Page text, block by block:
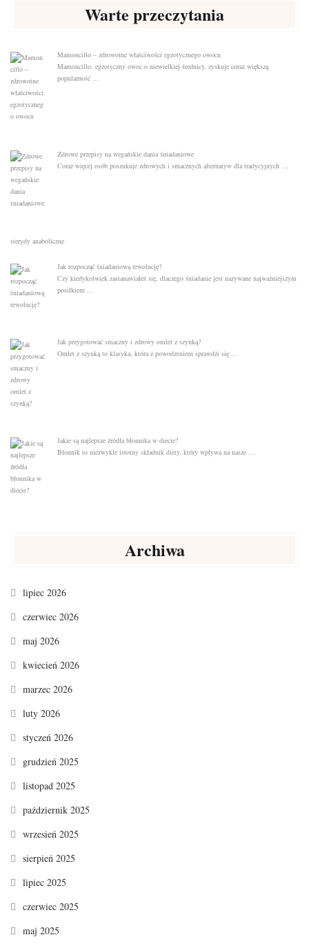
Warte przeczytania
Mamoncillo – zdrowotne właściwości egzotycznego owocu
Mamoncillo, egzotyczny owoc o niewielkiej średnicy, zyskuje coraz większą
popularność …
Zdrowe przepisy na wegańskie dania śniadaniowe
Coraz więcej osób poszukuje zdrowych i smacznych alternatyw dla tradycyjnych …
sterydy anaboliczne
Jak rozpocząć śniadaniową rewolucję?
Czy kiedykolwiek zastanawiałeś się, dlaczego śniadanie jest nazywane najważniejszym
posiłkiem …
Jak przygotować smaczny i zdrowy omlet z szynką?
Omlet z szynką to klasyka, która z powodzeniem sprawdzi się …
Jakie są najlepsze źródła błonnika w diecie?
Błonnik to niezwykle istotny składnik diety, który wpływa na nasze …
Archiwa
lipiec 2026
czerwiec 2026
maj 2026
kwiecień 2026
marzec 2026
luty 2026
styczeń 2026
grudzień 2025
listopad 2025
październik 2025
wrzesień 2025
sierpień 2025
lipiec 2025
czerwiec 2025
maj 2025